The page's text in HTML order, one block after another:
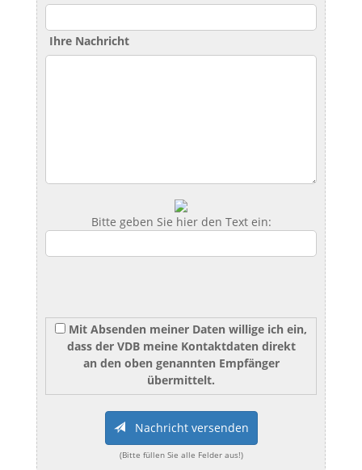
Ihre Nachricht
Bitte geben Sie hier den Text ein:
Mit Absenden meiner Daten willige ich ein,
dass der VDB meine Kontaktdaten direkt
an den oben genannten Empfänger
übermittelt.
Nachricht versenden
(Bitte füllen Sie alle Felder aus!)